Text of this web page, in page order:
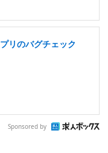
リのバグチェック
Sponsored by